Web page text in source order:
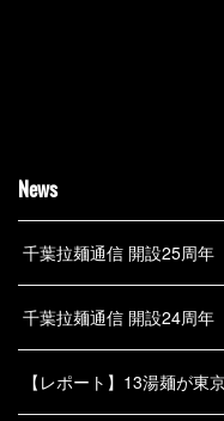
News
千葉拉麺通信 開設25周年
千葉拉麺通信 開設24周年
【レポート】13湯麺が東